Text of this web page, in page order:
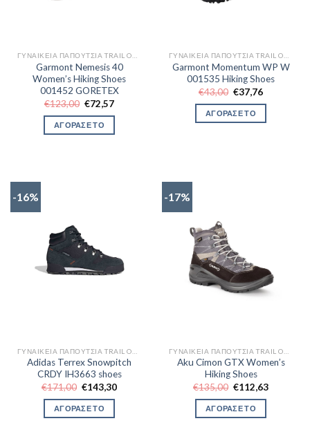
ΓΥΝΑΙΚΕΊΑ ΠΑΠΟΎΤΣΙΑ TRAIL OUTDOR
Garmont Nemesis 40
Women’s Hiking Shoes
001452 GORETEX
€123,00 Original
price
was:
€123,00.
€72,57Η
€72,57.
ΑΓΟΡΑΣΕ ΤΟ
ΓΥΝΑΙΚΕΊΑ ΠΑΠΟΎΤΣΙΑ TRAIL OUTDOR
Garmont Momentum WP W
001535 Hiking Shoes
€43,00 Original
price
was:
€43,00.
€37,76Η
τιμή
€37,76.
ΑΓΟΡΑΣΕ ΤΟ
-16%
Adidas Terrex Snowpitch
CRDY IH3663 shoes
€171,00 Original
was:
€171,00.
€143,30Η
ΑΓΟΡΑΣΕ ΤΟ
-17%
Aku Cimon GTX Women’s
Hiking Shoes
€135,00 Original
was:
€135,00.
€112,63Η
ΑΓΟΡΑΣΕ ΤΟ